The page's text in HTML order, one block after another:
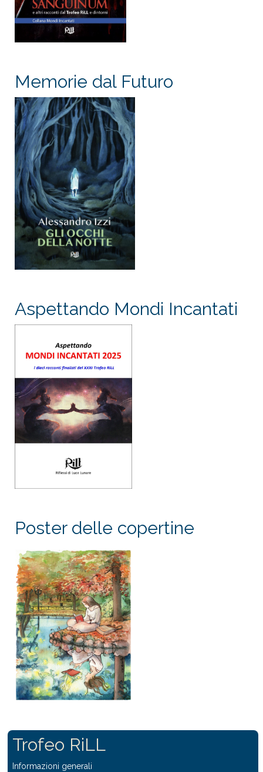
Memorie dal Futuro
Aspettando Mondi Incantati
Poster delle copertine
Trofeo RiLL
Informazioni generali